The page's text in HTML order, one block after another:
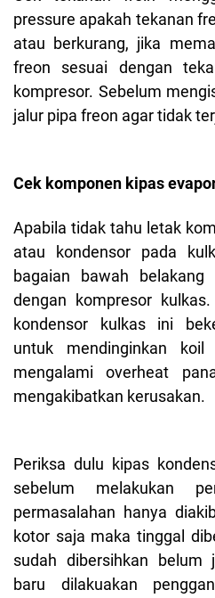
pressure apakah tekanan
atau berkurang, jika
freon sesuai dengan
kompresor. Sebelum
jalur pipa freon agar tidak
Cek komponen kipas
Apabila tidak tahu letak
atau kondensor pada
bagaian bawah
dengan kompresor
kondensor kulkas ini
untuk mendinginkan
mengalami overheat
mengakibatkan kerusakan.
Periksa dulu kipas
sebelum melakukan
permasalahan hanya
kotor saja maka tinggal
sudah dibersihkan belum
baru dilakuakan